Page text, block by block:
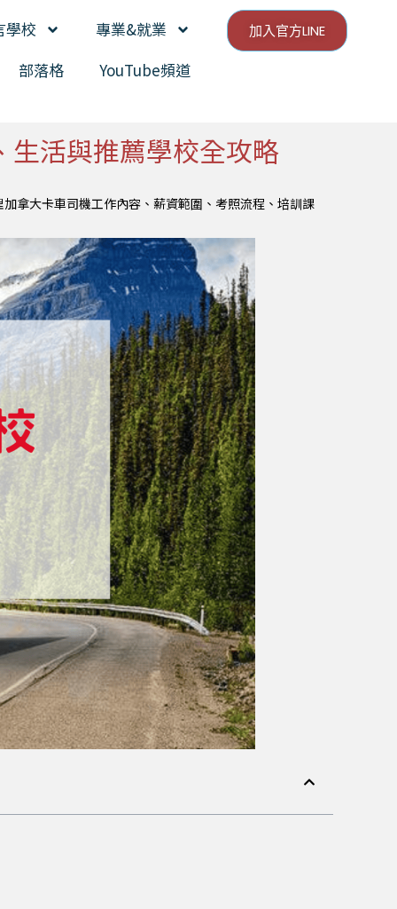
學校
專業&就業
部落格
YouTube頻道
加入官方LINE
生活與推薦學校全攻略
拿大卡車司機工作內容、薪資範圍、考照流程、培訓課